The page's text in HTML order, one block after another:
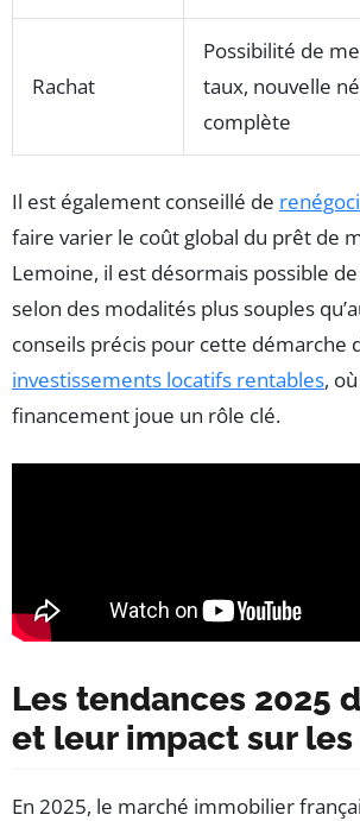
Rachat
Possibilité de
taux, nouvelle
complète
Il est également conseillé de
faire varier le coût global du prêt de
Lemoine, il est désormais possible
selon des modalités plus souples
conseils précis pour cette démarche
investissements locatifs rentables,
financement joue un rôle clé.
Les tendances 2025
et leur impact sur
En 2025, le marché immobilier